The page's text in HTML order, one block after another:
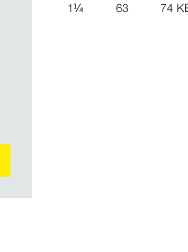
1¼ 63 74